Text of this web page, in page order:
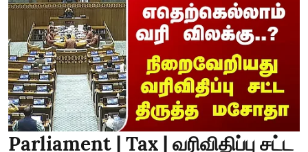
Parliament | Tax | வரிவிதிப்பு சட்ட